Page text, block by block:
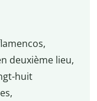
deuxième lieu,
huit